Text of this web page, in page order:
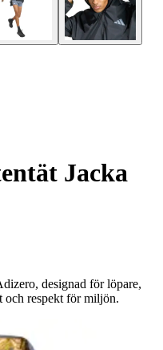
Jacka
designad för löpare,
och respekt för miljön.